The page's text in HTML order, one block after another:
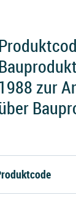
1988 zur